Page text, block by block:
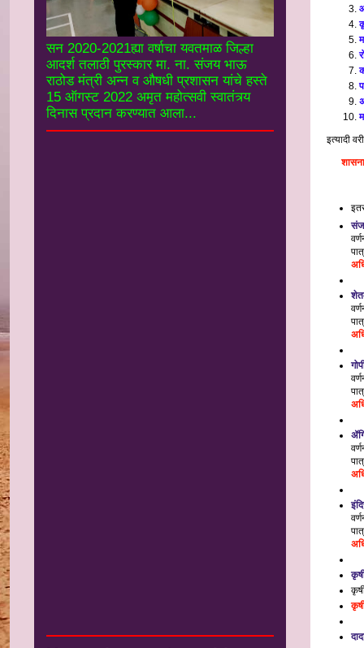
इत्यादी
सन 2020-2021ह्या वर्षाचा यवतमाळ जिल्हा
आदर्श तलाठी पुरस्कार मा. ना. संजय भाऊ
राठोड मंत्री अन्न व औषधी प्रशासन यांचे हस्ते
15 ऑगस्ट 2022 अमृत महोत्सवी स्वातंत्र्य
दिनास प्रदान करण्यात आला...